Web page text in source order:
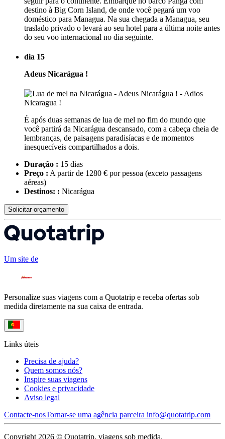
destino à Big Corn Island, de onde você pegará um voo
doméstico para Managua. Na sua chegada a Managua, seu
traslado privado o levará ao seu hotel para a última noite antes
do seu voo internacional no dia seguinte.
dia 15
Adeus Nicarágua !
É após duas semanas de lua de mel no fim do mundo que
você partirá da Nicarágua descansado, com a cabeça cheia de
lembranças, de paisagens paradisíacas e de momentos
inesquecíveis compartilhados a dois.
Duração : 15 dias
Preço : A partir de 1280 € por pessoa (exceto passagens
aéreas)
Destinos: : Nicarágua
Solicitar orçamento
Um site de
Personalize suas viagens com a Quotatrip e receba ofertas sob
medida diretamente na sua caixa de entrada.
Links úteis
Precisa de ajuda?
Quem somos nós?
Inspire suas viagens
Cookies e privacidade
Aviso legal
Contacte-nosTornar-se uma agência parceira info@quotatrip.com
Copyright 2026 © Quotatrip, viagens sob medida.